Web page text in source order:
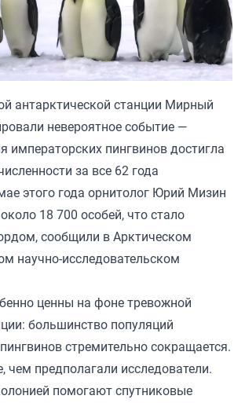
антарктической станции Мирный
невероятное событие —
императорских пингвинов достигла
за все 62 года
этого года орнитолог Юрий Мизин
18 700 особей, что стало
сообщили в Арктическом
научно-исследовательском
ценны на фоне тревожной
большинство популяций
стремительно сокращается.
чем предполагали исследователи.
помогают спутниковые